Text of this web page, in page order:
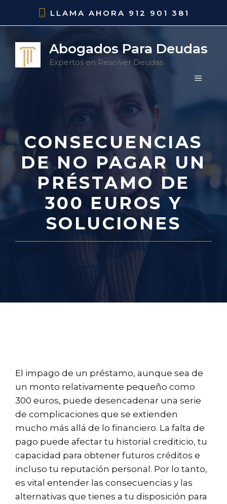
LLAMA AHORA 912 901 381
Abogados Para Deudas
Expertos en Resolver Deudas
MENÚ
CONSECUENCIAS
DE NO PAGAR UN
PRÉSTAMO DE
300 EUROS Y
SOLUCIONES
El impago de un préstamo, aunque sea de
un monto relativamente pequeño como
300 euros, puede desencadenar una serie
de complicaciones que se extienden
mucho más allá de lo financiero. La falta de
pago puede afectar tu historial crediticio, tu
capacidad para obtener futuros créditos e
incluso tu reputación personal. Por lo tanto,
es vital entender las consecuencias y las
alternativas que tienes a tu disposición para